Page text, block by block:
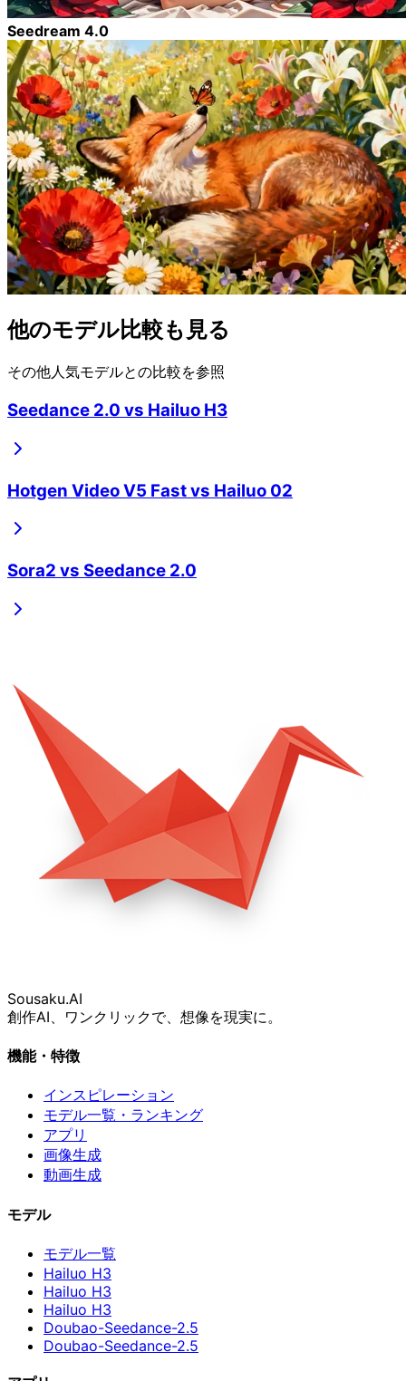
Seedream 4.0
他のモデル比較も見る
その他人気モデルとの比較を参照
Seedance 2.0 vs Hailuo H3
Hotgen Video V5 Fastvs Hailuo 02
Sora2 vs Seedance 2.0
Sousaku.AI
創作AI、ワンクリックで、想像を現実に。
機能・特徴
インスピレーション
モデル一覧・ランキング
アプリ
画像生成
動画生成
モデル
モデル一覧
Hailuo H3
Hailuo H3
Hailuo H3
Doubao-Seedance-2.5
Doubao-Seedance-2.5